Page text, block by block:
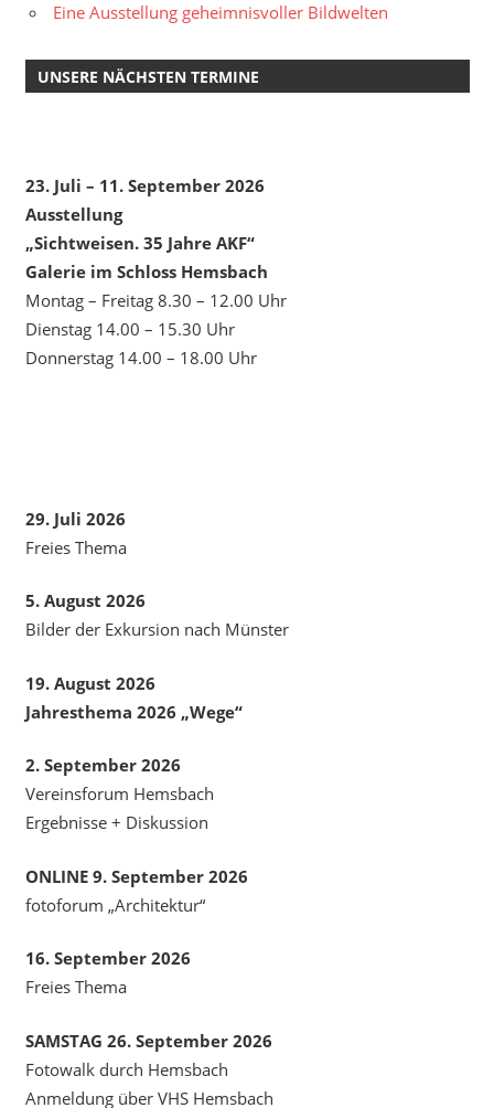
Eine Ausstellung geheimnisvoller Bildwelten
UNSERE NÄCHSTEN TERMINE
23. Juli – 11. September 2026
Ausstellung
„Sichtweisen. 35 Jahre AKF“
Galerie im Schloss Hemsbach
Montag – Freitag 8.30 – 12.00 Uhr
Dienstag 14.00 – 15.30 Uhr
Donnerstag 14.00 – 18.00 Uhr
29. Juli 2026
Freies Thema
5. August 2026
Bilder der Exkursion nach Münster
19. August 2026
Jahresthema 2026 „Wege“
2. September 2026
Vereinsforum Hemsbach
Ergebnisse + Diskussion
ONLINE 9. September 2026
fotoforum „Architektur“
16. September 2026
Freies Thema
SAMSTAG 26. September 2026
Fotowalk durch Hemsbach
Anmeldung über VHS Hemsbach